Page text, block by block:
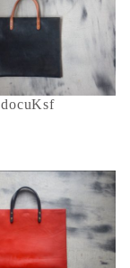
docuKsf